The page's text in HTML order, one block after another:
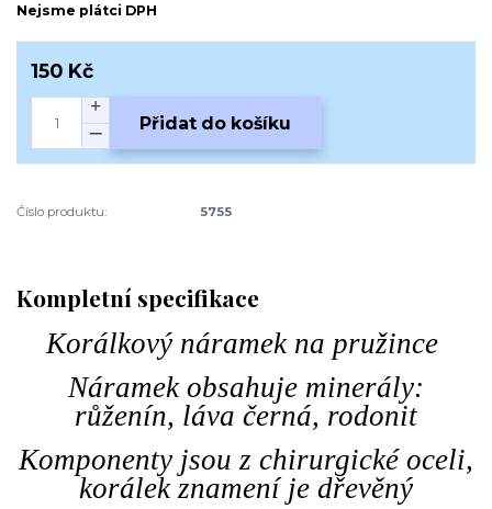
Nejsme plátci DPH
150 Kč
Přidat do košíku
Číslo produktu: 5755
Kompletní specifikace
Korálkový náramek na pružince
Náramek obsahuje minerály:
růženín, láva černá, rodonit
Komponenty jsou z chirurgické oceli,
korálek znamení je dřevěný